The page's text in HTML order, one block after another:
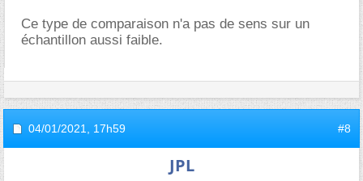
Ce type de comparaison n'a pas de sens sur un
échantillon aussi faible.
04/01/2021, 17h59 #8
JPL